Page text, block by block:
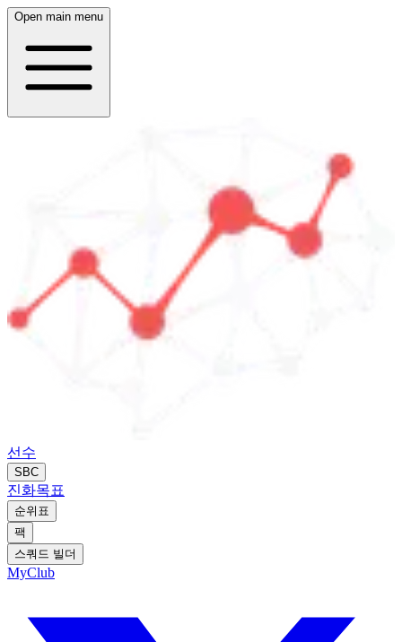
Open main menu
선수
SBC
진화목표
순위표
팩
스쿼드 빌더
MyClub